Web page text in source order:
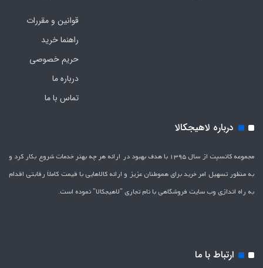
قوانین و مقررات
راهنما خرید
حریم خصوصی
درباره ما
تماس با ما
درباره لاهیجکالا
مجموعه کانسپت از سال 1395 با هدف بهبود در ارائه هر چه بهتر خدمات شروع بکار کرد و
به منظور تسهیل امر خرید برای هموطنان عزیز و ارائه کالاهایی با قیمت کاملاَ رقابتی اقدام
به راه اندازی وب سایت فروشگاهی با نام تجاری "لاهیج­کالا" نموده است.
ارتباط با ما